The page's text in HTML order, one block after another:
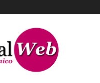
Central
Web